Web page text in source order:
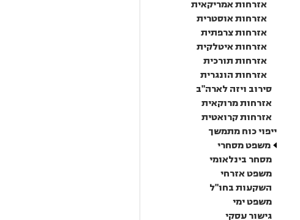
אזרחות אמריקאית
אזרחות אוסטרית
אזרחות צרפתית
אזרחות איטלקית
אזרחות תורכית
אזרחות הונגרית
סירוב ויזה לארה"ב
אזרחות מרוקאית
אזרחות קרואטית
ייפוי כוח מתמשך
משפט מסחרי
מסחר בינלאומי
משפט אזרחי
השקעות בחו"ל
משפט ימי
גישור עסקי